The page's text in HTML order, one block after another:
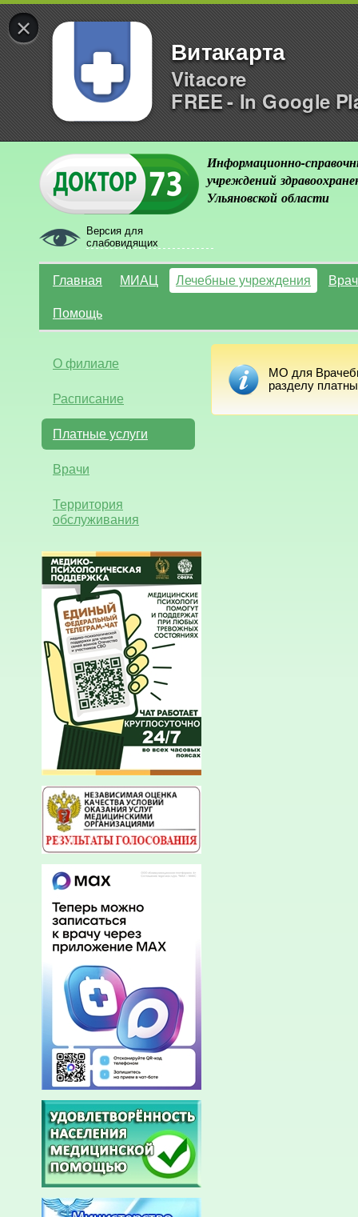
×
Витакарта
Vitacore
FREE - In Google
Версия для
слабовидящих
Информационно-
учреждений
Ульяновской области
Главная МИАЦ Лечебные учреждения
Помощь
О филиале
Расписание
Платные услуги
Врачи
Территория
обслуживания
МО для
разделу